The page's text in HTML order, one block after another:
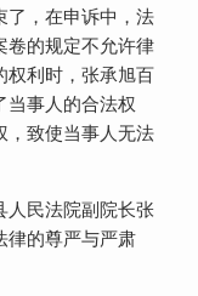
了，在申诉中，法
卷的规定不允许律
权利时，张承旭百
当事人的合法权
，致使当事人无法
人民法院副院长张
律的尊严与严肃